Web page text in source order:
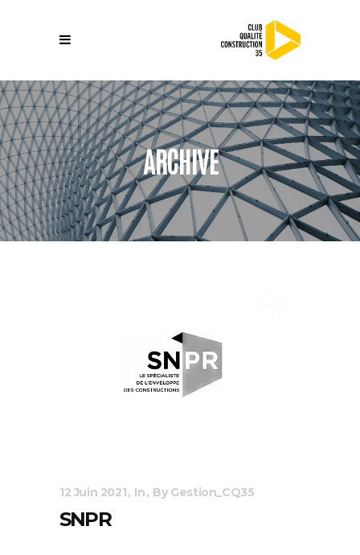
ARCHIVE
12 Juin 2021 In By Gestion_CQ35
SNPR